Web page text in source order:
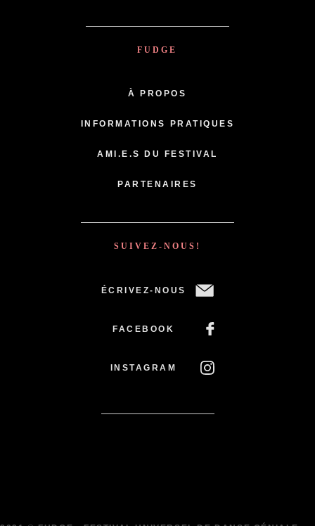
FUDGE
À PROPOS
INFORMATIONS PRATIQUES
AMI.E.S DU FESTIVAL
PARTENAIRES
SUIVEZ-NOUS!
ÉCRIVEZ-NOUS
FACEBOOK
INSTAGRAM